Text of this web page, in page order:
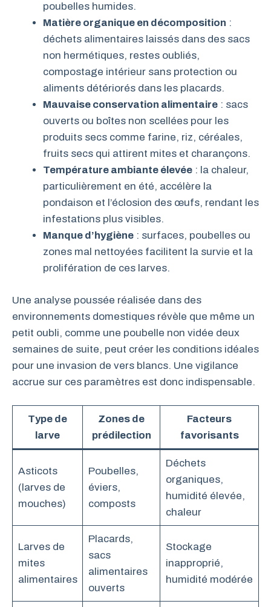
poubelles humides.
Matière organique en décomposition :
déchets alimentaires laissés dans des sacs
non hermétiques, restes oubliés,
compostage intérieur sans protection ou
aliments détériorés dans les placards.
Mauvaise conservation alimentaire : sacs
ouverts ou boîtes non scellées pour les
produits secs comme farine, riz, céréales,
fruits secs qui attirent mites et charançons.
Température ambiante élevée : la chaleur,
particulièrement en été, accélère la
pondaison et l’éclosion des œufs, rendant les
infestations plus visibles.
Manque d’hygiène : surfaces, poubelles ou
zones mal nettoyées facilitent la survie et la
prolifération de ces larves.
Une analyse poussée réalisée dans des
environnements domestiques révèle que même un
petit oubli, comme une poubelle non vidée deux
semaines de suite, peut créer les conditions idéales
pour une invasion de vers blancs. Une vigilance
accrue sur ces paramètres est donc indispensable.
Type de
larve
Zones de
prédilection
Facteurs
favorisants
Asticots
(larves de
mouches)
Poubelles,
éviers,
composts
Déchets
organiques,
humidité élevée,
chaleur
Larves de
mites
alimentaires
Placards,
sacs
alimentaires
ouverts
Stockage
inapproprié,
humidité modérée